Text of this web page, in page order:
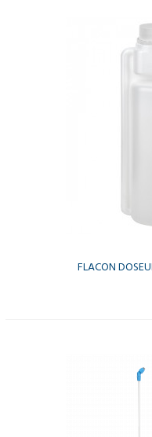
FLACON